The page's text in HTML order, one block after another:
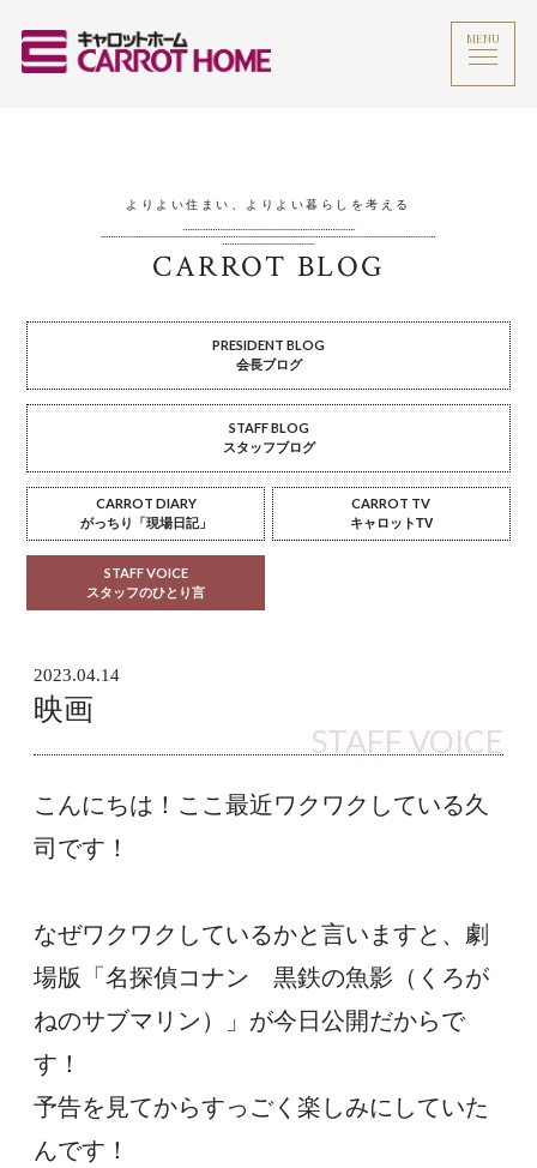
MENU
よりよい住まい、よりよい暮らしを考える
CARROT BLOG
PRESIDENT BLOG
会長ブログ
STAFF BLOG
スタッフブログ
CARROT DIARY
がっちり「現場日記」
CARROT TV
キャロットTV
STAFF VOICE
スタッフのひとり言
2023.04.14
映画
STAFF VOICE
こんにちは！ここ最近ワクワクしている久
司です！
なぜワクワクしているかと言いますと、劇
場版「名探偵コナン　黒鉄の魚影（くろが
ねのサブマリン）」が今日公開だからで
す！
予告を見てからすっごく楽しみにしていた
んです！